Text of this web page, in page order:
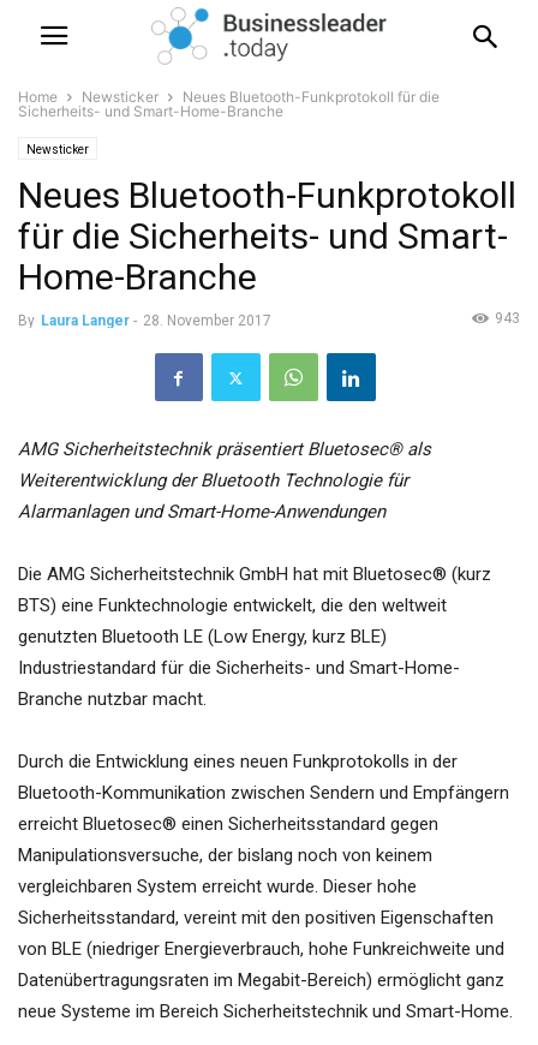
Home Newsticker
Neues Bluetooth-Funkprotokoll für die
Sicherheits- und Smart-Home-Branche
Newsticker
Neues Bluetooth-Funkprotokoll
für die Sicherheits- und Smart-
Home-Branche
By Laura Langer - 28. November 2017 943
AMG Sicherheitstechnik präsentiert Bluetosec® als
Weiterentwicklung der Bluetooth Technologie für
Alarmanlagen und Smart-Home-Anwendungen
Die AMG Sicherheitstechnik GmbH hat mit Bluetosec® (kurz
BTS) eine Funktechnologie entwickelt, die den weltweit
genutzten Bluetooth LE (Low Energy, kurz BLE)
Industriestandard für die Sicherheits- und Smart-Home-
Branche nutzbar macht.
Durch die Entwicklung eines neuen Funkprotokolls in der
Bluetooth-Kommunikation zwischen Sendern und Empfängern
erreicht Bluetosec® einen Sicherheitsstandard gegen
Manipulationsversuche, der bislang noch von keinem
vergleichbaren System erreicht wurde. Dieser hohe
Sicherheitsstandard, vereint mit den positiven Eigenschaften
von BLE (niedriger Energieverbrauch, hohe Funkreichweite und
Datenübertragungsraten im Megabit-Bereich) ermöglicht ganz
neue Systeme im Bereich Sicherheitstechnik und Smart-Home.